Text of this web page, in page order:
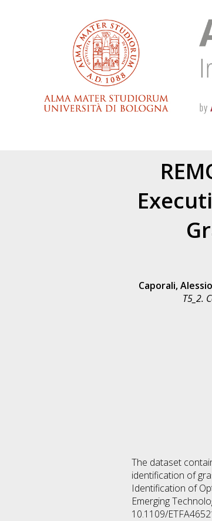
Caporali, Alessio
T5_2.
The dataset
identification of
Identification of
Emerging
10.1109/